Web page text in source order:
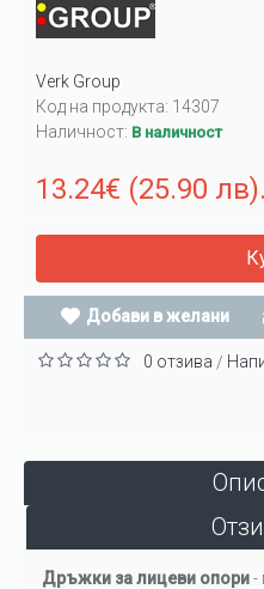
Verk Group
Код на продукта: 14307
Наличност: В наличност
13.24€ (25.90 лв).
Добави в желани
0 отзива /
Дръжки за лицеви опори-